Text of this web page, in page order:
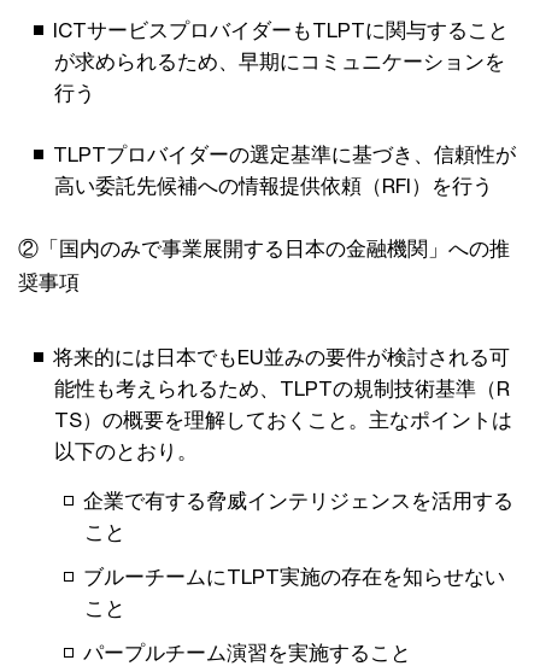
ICTサービスプロバイダーもTLPTに関与すること
が求められるため、早期にコミュニケーションを
行う
TLPTプロバイダーの選定基準に基づき、信頼性が
高い委託先候補への情報提供依頼（RFI）を行う
②「国内のみで事業展開する日本の金融機関」への推
奨事項
将来的には日本でもEU並みの要件が検討される可
能性も考えられるため、TLPTの規制技術基準（R
TS）の概要を理解しておくこと。主なポイントは
以下のとおり。
企業で有する脅威インテリジェンスを活用する
こと
ブルーチームにTLPT実施の存在を知らせない
こと
パープルチーム演習を実施すること